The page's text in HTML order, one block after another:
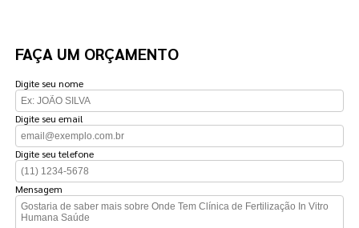
FAÇA UM ORÇAMENTO
Digite seu nome
Digite seu email
Digite seu telefone
Mensagem